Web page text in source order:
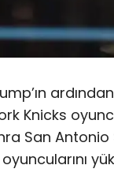
Knicks
San Antonio